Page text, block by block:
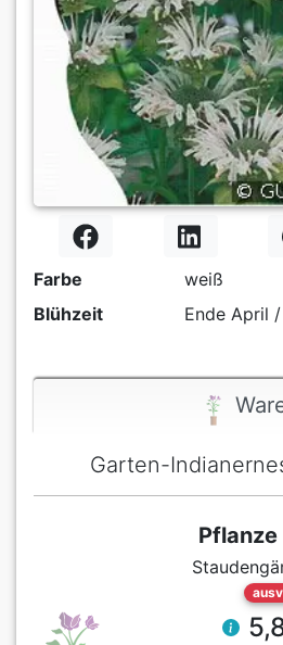
Farbe
weiß
Blühzeit
Ende April
Garten-
Pflanze